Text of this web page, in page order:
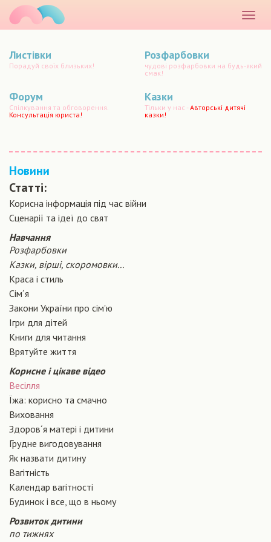
меню
Листівки
Порадуй своїх близьких!
Розфарбовки
чудові розфарбовки на будь-який
смак!
Форум
Спілкування та обговорення.
Консультація юриста!
Казки
Тільки у нас -Авторські дитячі
казки!
Новини
Статті:
Корисна інформація під час війни
Сценарiї та iдеї до свят
Навчання
Розфарбовки
Казки, вірші, скоромовки...
Краса і стиль
Сiм´я
Закони України про сiм'ю
Ігри для дітей
Книги для читання
Врятуйте життя
Корисне і цікаве відео
Весілля
Їжа: корисно та смачно
Виховання
Здоров´я матері і дитини
Грудне вигодовування
Як назвати дитину
Вагiтнiсть
Календар вагітності
Будинок і все, що в ньому
Розвиток дитини
по тижнях